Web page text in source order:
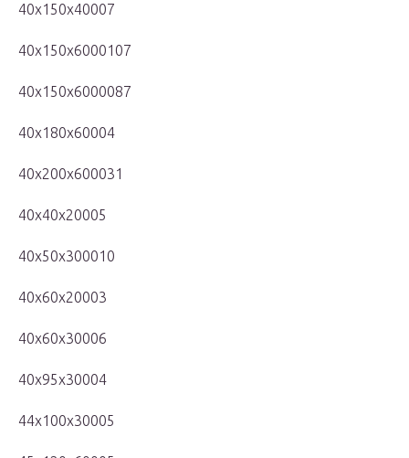
40x150x40007
40x150x6000107
40x150x6000087
40x180x60004
40x200x600031
40x40x20005
40x50x300010
40x60x20003
40x60x30006
40x95x30004
44x100x30005